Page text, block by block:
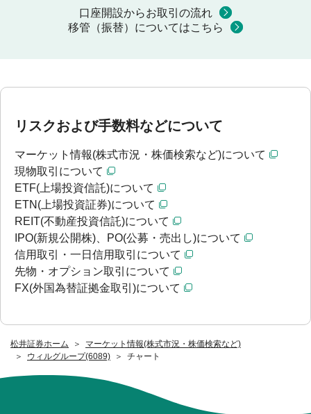
松井証券ホーム
マーケット情報(株式市況・株価検索など)
ウィルグループ(6089)
チャート
口座開設からお取引の流れ
移管（振替）についてはこちら
リスクおよび手数料などについて
マーケット情報(株式市況・株価検索など)について
現物取引について
ETF(上場投資信託)について
ETN(上場投資証券)について
REIT(不動産投資信託)について
IPO(新規公開株)、PO(公募・売出し)について
信用取引・一日信用取引について
先物・オプション取引について
FX(外国為替証拠金取引)について